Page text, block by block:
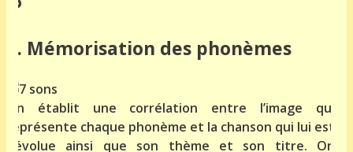
a. Mémorisation des phonèmes
On établit une corrélation entre l’image qui
représente chaque phonème et la chanson qui lui est
dévolue ainsi que son thème et son titre. On